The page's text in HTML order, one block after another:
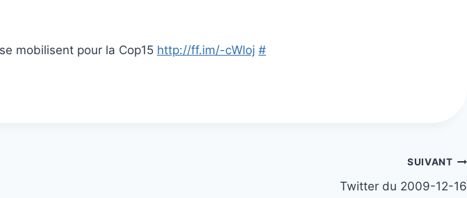
mobilisent pour la Cop15 http://ff.im/-cWloj #
SUIVANT
Twitter du 2009-12-16